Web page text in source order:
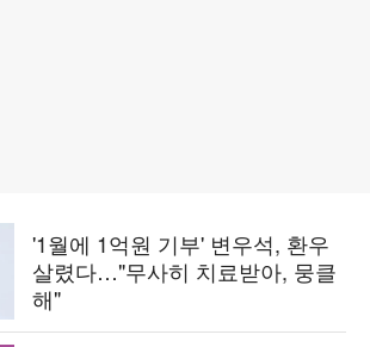
'1월에 1억원 기부' 변우석, 환우
살렸다…"무사히 치료받아, 뭉클
해"